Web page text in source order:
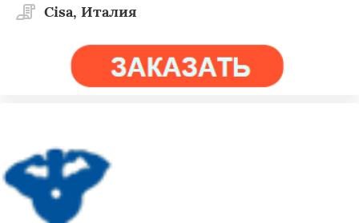
Cisa, Италия